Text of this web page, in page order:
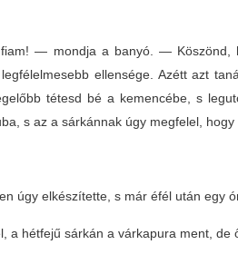
— mondja a banyó. — Köszönd,
ellensége. Azétt azt
tétesd bé a kemencébe, s
s az a sárkánnak úgy megfelel,
úgy elkészítette, s már éfél után egy
a hétfejű sárkán a várkapura ment, de